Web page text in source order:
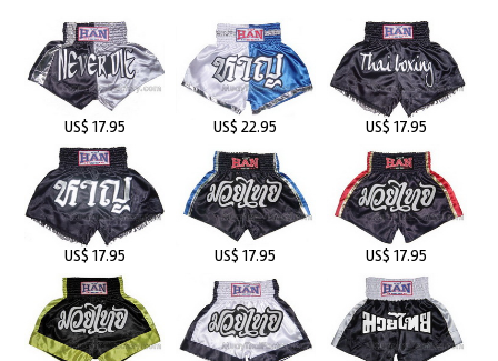
US$ 17.95 US$ 22.95 US$ 17.95
US$ 17.95 US$ 17.95 US$ 17.95